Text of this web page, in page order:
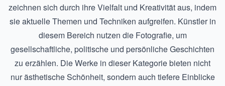
zeichnen sich durch ihre Vielfalt und Kreativität aus, indem
sie aktuelle Themen und Techniken aufgreifen. Künstler in
diesem Bereich nutzen die Fotografie, um
gesellschaftliche, politische und persönliche Geschichten
zu erzählen. Die Werke in dieser Kategorie bieten nicht
nur ästhetische Schönheit, sondern auch tiefere Einblicke